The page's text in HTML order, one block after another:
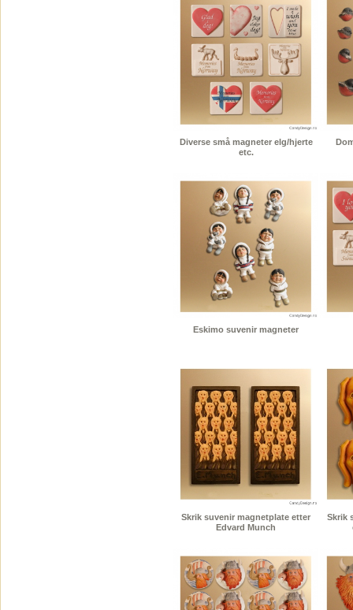
Diverse små magneter elg/hjerte
etc.
Eskimo suvenir magneter
Skrik suvenir magnetplate etter
Edvard Munch
Skrik